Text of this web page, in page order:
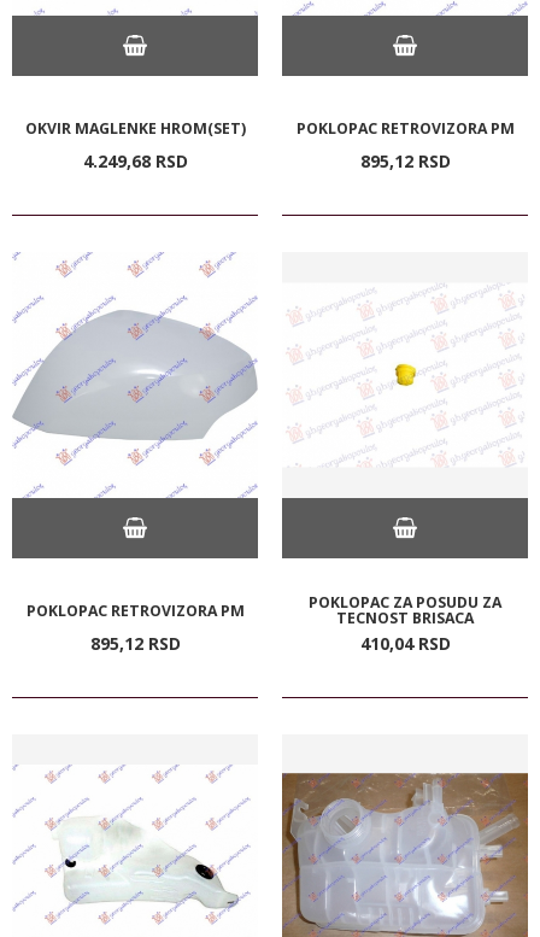
OKVIR MAGLENKE HROM(SET)
4.249,68 RSD
POKLOPAC RETROVIZORA PM
895,12 RSD
POKLOPAC RETROVIZORA PM
895,12 RSD
POKLOPAC ZA POSUDU ZA
TECNOST BRISACA
410,04 RSD